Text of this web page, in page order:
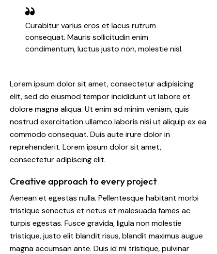
Curabitur varius eros et lacus rutrum
consequat. Mauris sollicitudin enim
condimentum, luctus justo non, molestie nisl.
Lorem ipsum dolor sit amet, consectetur adipisicing
elit, sed do eiusmod tempor incididunt ut labore et
dolore magna aliqua. Ut enim ad minim veniam, quis
nostrud exercitation ullamco laboris nisi ut aliquip ex ea
commodo consequat. Duis aute irure dolor in
reprehenderit. Lorem ipsum dolor sit amet,
consectetur adipiscing elit.
Creative approach to every project
Aenean et egestas nulla. Pellentesque habitant morbi
tristique senectus et netus et malesuada fames ac
turpis egestas. Fusce gravida, ligula non molestie
tristique, justo elit blandit risus, blandit maximus augue
magna accumsan ante. Duis id mi tristique, pulvinar